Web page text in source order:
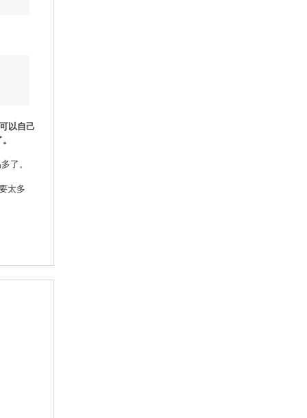
以自己
了。
太多